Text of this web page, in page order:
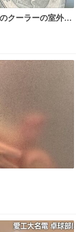
クーラーの室外機